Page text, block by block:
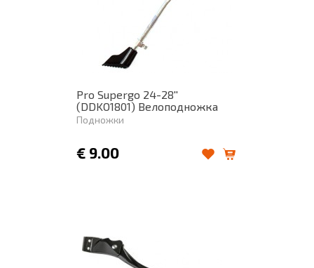
Pro Supergo 24-28''
(DDKO1801) Велоподножка
Подножки
€ 9.00